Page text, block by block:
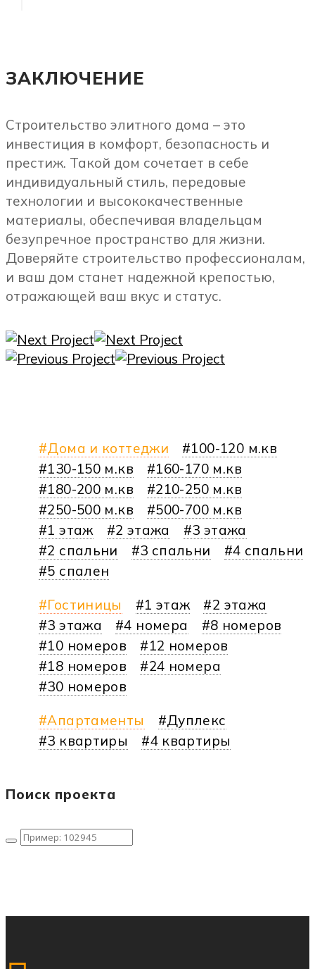
ЗАКЛЮЧЕНИЕ
Строительство элитного дома – это
инвестиция в комфорт, безопасность и
престиж. Такой дом сочетает в себе
индивидуальный стиль, передовые
технологии и высококачественные
материалы, обеспечивая владельцам
безупречное пространство для жизни.
Доверяйте строительство профессионалам,
и ваш дом станет надежной крепостью,
отражающей ваш вкус и статус.
Дома и коттеджи
100-120 м.кв
130-150 м.кв
160-170 м.кв
180-200 м.кв
210-250 м.кв
250-500 м.кв
500-700 м.кв
1 этаж
2 этажа
3 этажа
2 спальни
3 спальни
4 спальни
5 спален
Гостиницы
1 этаж
2 этажа
3 этажа
4 номера
8 номеров
10 номеров
12 номеров
18 номеров
24 номера
30 номеров
Апартаменты
Дуплекс
3 квартиры
4 квартиры
Поиск проекта